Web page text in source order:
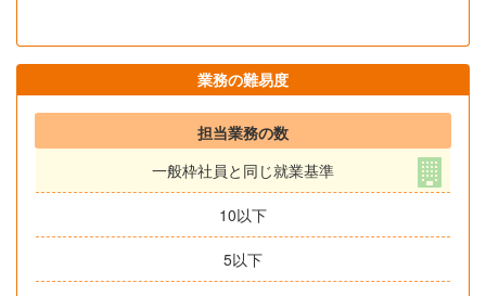
業務の難易度
担当業務の数
一般枠社員と同じ就業基準
10以下
5以下